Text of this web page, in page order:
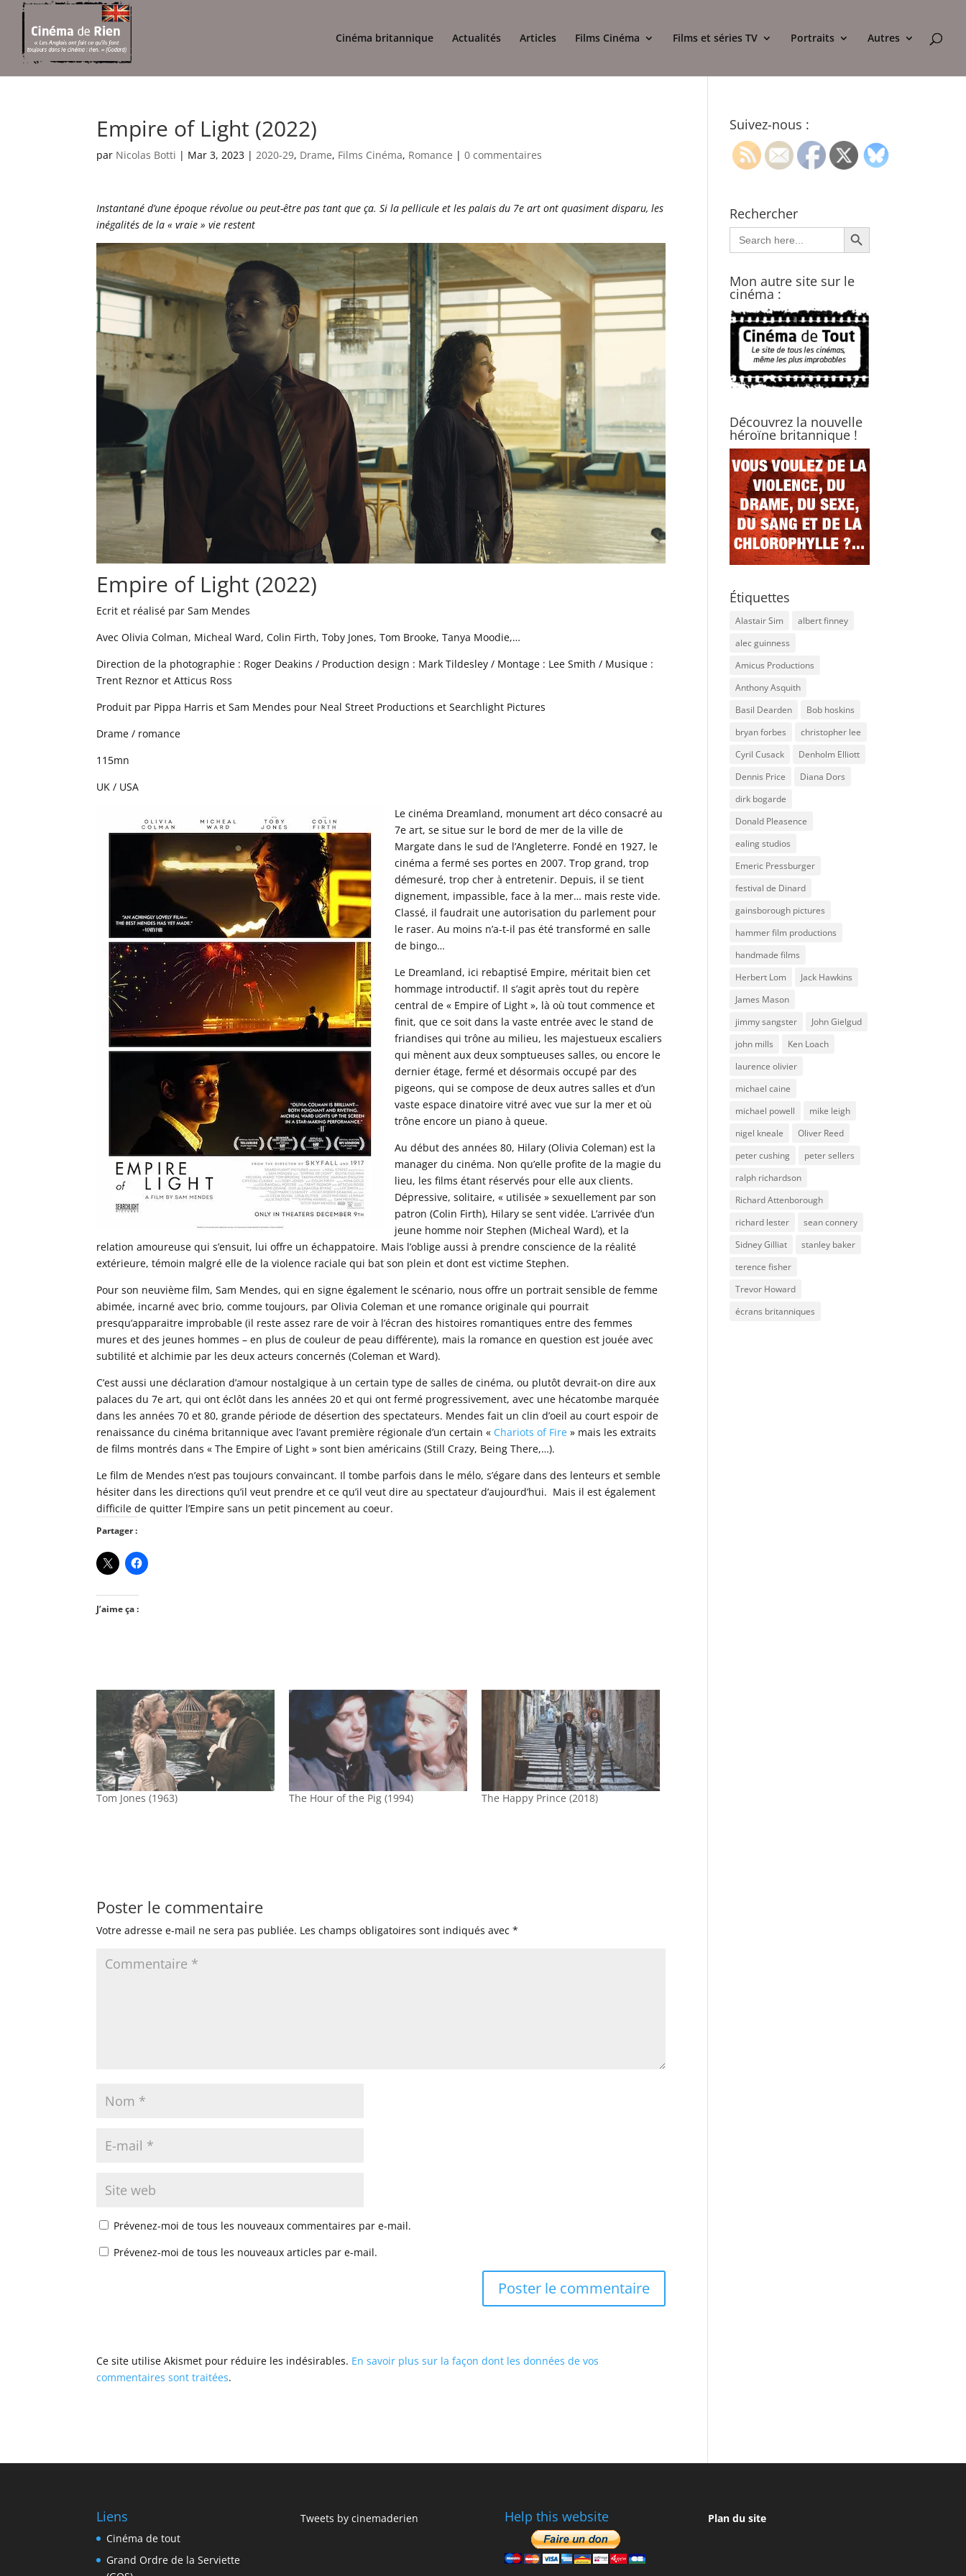
Cinéma britannique Actualités Articles Films Cinéma Films et séries TV Portraits Autres
Empire of Light (2022)
par Nicolas Botti | Mar 3, 2023 |2020-29, Drame, Films Cinéma, Romance |0 commentaires
Instantané d’une époque révolue ou peut-être pas tant que ça. Si la pellicule et les palais du 7e art ont quasiment disparu, les
inégalités de la « vraie » vie restent
Empire of Light (2022)
Ecrit et réalisé par Sam Mendes
Avec Olivia Colman, Micheal Ward, Colin Firth, Toby Jones, Tom Brooke, Tanya Moodie,…
Direction de la photographie : Roger Deakins / Production design : Mark Tildesley / Montage : Lee Smith / Musique :
Trent Reznor et Atticus Ross
Produit par Pippa Harris et Sam Mendes pour Neal Street Productions et Searchlight Pictures
Drame / romance
115mn
UK / USA
Le cinéma Dreamland, monument art déco consacré au
7e art, se situe sur le bord de mer de la ville de
Margate dans le sud de l’Angleterre. Fondé en 1927, le
cinéma a fermé ses portes en 2007. Trop grand, trop
démesuré, trop cher à entretenir. Depuis, il se tient
dignement, impassible, face à la mer… mais reste vide.
Classé, il faudrait une autorisation du parlement pour
le raser. Au moins n’a-t-il pas été transformé en salle
de bingo…
Le Dreamland, ici rebaptisé Empire, méritait bien cet
hommage introductif. Il s’agit après tout du repère
central de « Empire of Light », là où tout commence et
finit, que ce soit dans la vaste entrée avec le stand de
friandises qui trône au milieu, les majestueux escaliers
qui mènent aux deux somptueuses salles, ou encore le
dernier étage, fermé et désormais occupé par des
pigeons, qui se compose de deux autres salles et d’un
vaste espace dinatoire vitré avec vue sur la mer et où
trône encore un piano à queue.
Au début des années 80, Hilary (Olivia Coleman) est la
manager du cinéma. Non qu’elle profite de la magie du
lieu, les films étant réservés pour elle aux clients.
Dépressive, solitaire, « utilisée » sexuellement par son
patron (Colin Firth), Hilary se sent vidée. L’arrivée d’un
jeune homme noir Stephen (Micheal Ward), et la
relation amoureuse qui s’ensuit, lui offre un échappatoire. Mais l’oblige aussi à prendre conscience de la réalité
extérieure, témoin malgré elle de la violence raciale qui bat son plein et dont est victime Stephen.
Pour son neuvième film, Sam Mendes, qui en signe également le scénario, nous offre un portrait sensible de femme
abimée, incarné avec brio, comme toujours, par Olivia Coleman et une romance originale qui pourrait
presqu’apparaitre improbable (il reste assez rare de voir à l’écran des histoires romantiques entre des femmes
mures et des jeunes hommes – en plus de couleur de peau différente), mais la romance en question est jouée avec
subtilité et alchimie par les deux acteurs concernés (Coleman et Ward).
C’est aussi une déclaration d’amour nostalgique à un certain type de salles de cinéma, ou plutôt devrait-on dire aux
palaces du 7e art, qui ont éclôt dans les années 20 et qui ont fermé progressivement, avec une hécatombe marquée
dans les années 70 et 80, grande période de désertion des spectateurs. Mendes fait un clin d’oeil au court espoir de
renaissance du cinéma britannique avec l’avant première régionale d’un certain « Chariots of Fire » mais les extraits
de films montrés dans « The Empire of Light » sont bien américains (Still Crazy, Being There,…).
Le film de Mendes n’est pas toujours convaincant. Il tombe parfois dans le mélo, s’égare dans des lenteurs et semble
hésiter dans les directions qu’il veut prendre et ce qu’il veut dire au spectateur d’aujourd’hui. Mais il est également
difficile de quitter l’Empire sans un petit pincement au coeur.
Partager :
J’aime ça :
Tom Jones (1963) The Hour of the Pig (1994) The Happy Prince (2018)
Poster le commentaire
Votre adresse e-mail ne sera pas publiée. Les champs obligatoires sont indiqués avec*
Prévenez-moi de tous les nouveaux commentaires par e-mail.
Prévenez-moi de tous les nouveaux articles par e-mail.
Ce site utilise Akismet pour réduire les indésirables. En savoir plus sur la façon dont les données de vos
commentaires sont traitées.
Suivez-nous :
Rechercher
Search
for:
Search Button
Mon autre site sur le
cinéma :
Découvrez la nouvelle
héroïne britannique !
Étiquettes
Alastair Sim
albert finney
alec guinness
Amicus Productions
Anthony Asquith
Basil Dearden
Bob hoskins
bryan forbes
christopher lee
Cyril Cusack
Denholm Elliott
Dennis Price
Diana Dors
dirk bogarde
Donald Pleasence
ealing studios
Emeric Pressburger
festival de Dinard
gainsborough pictures
hammer film productions
handmade films
Herbert Lom
Jack Hawkins
James Mason
jimmy sangster
John Gielgud
john mills
Ken Loach
laurence olivier
michael caine
michael powell
mike leigh
nigel kneale
Oliver Reed
peter cushing
peter sellers
ralph richardson
Richard Attenborough
richard lester
sean connery
Sidney Gilliat
stanley baker
terence fisher
Trevor Howard
écrans britanniques
Liens
Cinéma de tout
Grand Ordre de la Serviette
Tweets by cinemaderien Help this website Plan du site